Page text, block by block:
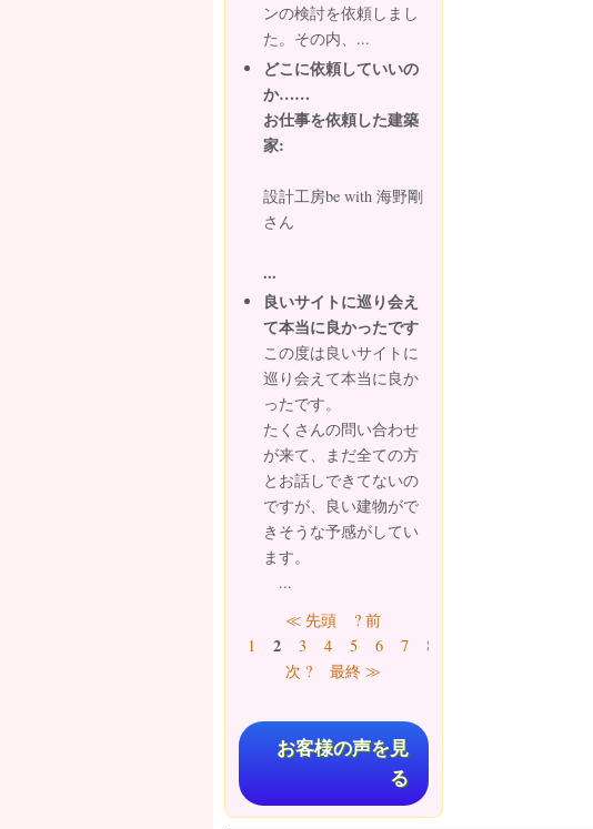
ンの検討を依頼しまし
た。その内、...
どこに依頼していいの
か……
お仕事を依頼した建築
家:
設計工房be with 海野剛
さん
...
良いサイトに巡り会え
て本当に良かったです
この度は良いサイトに
巡り会えて本当に良か
ったです。
たくさんの問い合わせ
が来て、まだ全ての方
とお話しできてないの
ですが、良い建物がで
きそうな予感がしてい
ます。
...
ページ≪ 先頭
? 前
1
2 3 4 5 6 7 8
次 ?
最終 ≫
お客様の声を見
る